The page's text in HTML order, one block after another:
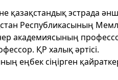
қазақстандық эстрада
Республикасының
академиясының
ҚР халық әртісі.
еңбек сіңірген